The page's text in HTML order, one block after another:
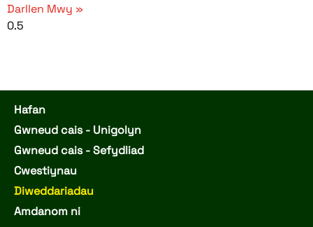
Darllen Mwy »
Hafan
Gwneud cais - Unigolyn
Gwneud cais - Sefydliad
Cwestiynau
Diweddariadau
Amdanom ni